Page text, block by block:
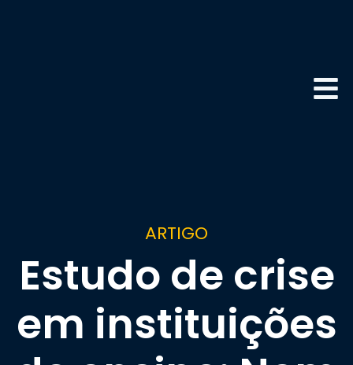
ARTIGO
Estudo de crise
em instituições